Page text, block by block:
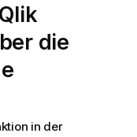
Qlik
die
in der